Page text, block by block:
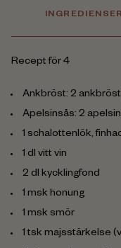
INGREDIENSER
Recept för 4
Ankbröst: 2
Apelsinsås: 2
1 schalottenlök,
1 dl vitt vin
2 dl kycklingfond
1 msk honung
1 msk smör
1 tsk majsstärkelse